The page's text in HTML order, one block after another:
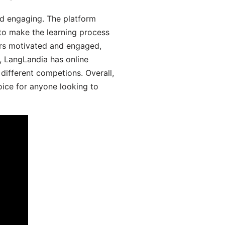
engaging. The platform
make the learning process
motivated and engaged,
has online
competions. Overall,
for anyone looking to